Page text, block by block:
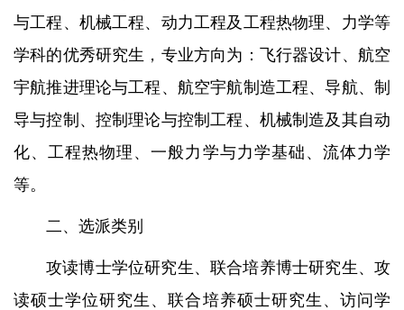
与工程、机械工程、动力工程及工程热物理、力学等
学科的优秀研究生，专业方向为：飞行器设计、航空
宇航推进理论与工程、航空宇航制造工程、导航、制
导与控制、控制理论与控制工程、机械制造及其自动
化、工程热物理、一般力学与力学基础、流体力学
等。
二、选派类别
攻读博士学位研究生、联合培养博士研究生、攻
读硕士学位研究生、联合培养硕士研究生、访问学